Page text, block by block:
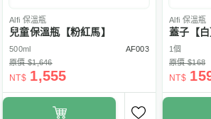
Alfi 保溫瓶
兒童保溫瓶【粉紅馬】
500ml
AF003
原價 $1,646
NT$ 1,555
Alfi 保溫瓶
蓋子【白
1個
原價 $168
NT$